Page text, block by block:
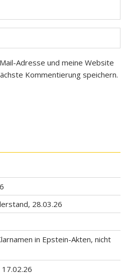
Adresse und meine Website
Kommentierung speichern.
28.03.26
in Epstein-Akten, nicht